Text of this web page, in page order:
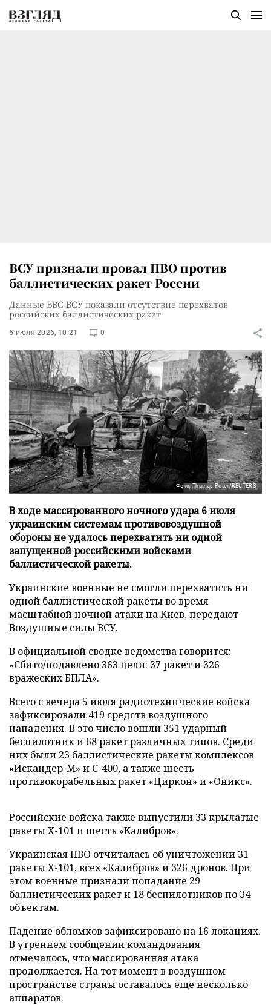
ВСУ признали провал ПВО против
баллистических ракет России
Данные ВВС ВСУ показали отсутствие перехватов
российских баллистических ракет
6 июля 2026, 10:21 0
Фото: Thomas Peter/REUTERS
В ходе массированного ночного удара 6 июля
украинским системам противовоздушной
обороны не удалось перехватить ни одной
запущенной российскими войсками
баллистической ракеты.
Украинские военные не смогли перехватить ни
одной баллистической ракеты во время
масштабной ночной атаки на Киев, передают
Воздушные силы ВСУ.
В официальной сводке ведомства говорится:
«Сбито/подавлено 363 цели: 37 ракет и 326
вражеских БПЛА».
Всего с вечера 5 июля радиотехнические войска
зафиксировали 419 средств воздушного
нападения. В это число вошли 351 ударный
беспилотник и 68 ракет различных типов. Среди
них были 23 баллистические ракеты комплексов
«Искандер-М» и С-400, а также шесть
противокорабельных ракет «Циркон» и «Оникс».
Российские войска также выпустили 33 крылатые
ракеты Х-101 и шесть «Калибров».
Украинская ПВО отчиталась об уничтожении 31
ракеты Х-101, всех «Калибров» и 326 дронов. При
этом военные признали попадание 29
баллистических ракет и 18 беспилотников по 34
объектам.
Падение обломков зафиксировано на 16 локациях.
В утреннем сообщении командования
отмечалось, что массированная атака
продолжается. На тот момент в воздушном
пространстве страны оставалось еще несколько
аппаратов.